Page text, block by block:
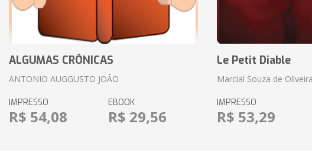
ALGUMAS CRÔNICAS
ANTONIO AUGGUSTO JOÃO
IMPRESSO
R$ 54,08
EBOOK
R$ 29,56
Le Petit Diable
Marcial Souza de
IMPRESSO
R$ 53,29